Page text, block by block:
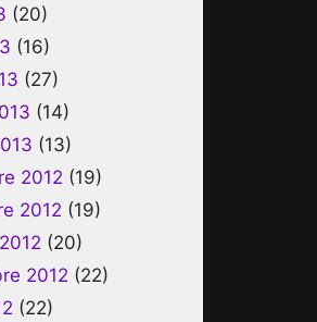
(20)
(16)
(27)
(14)
(13)
2012 (19)
2012 (19)
(20)
2012 (22)
(22)